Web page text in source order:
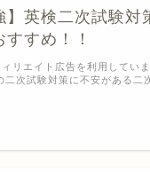
】英検二次試験対
すめ！！
リエイト広告を利用してい
二次試験対策に不安がある二